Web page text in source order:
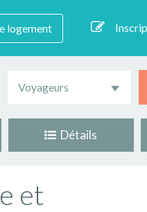
logement
Voyageurs
Détails
et